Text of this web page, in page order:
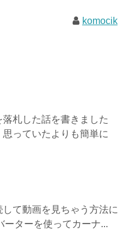
komocik
札した話を書きました
っていたよりも簡単に
て動画を見ちゃう方法に
ターを使ってカーナ...